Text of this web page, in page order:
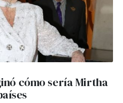
cómo sería Mirtha